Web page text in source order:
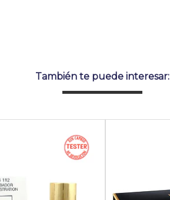
También te puede interesar: